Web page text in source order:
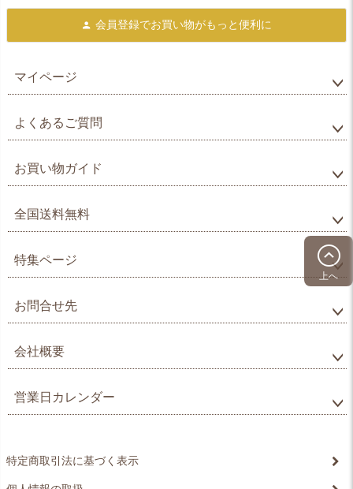
上へ
会員登録でお買い物がもっと便利に
マイページ
よくあるご質問
お買い物ガイド
全国送料無料
特集ページ
お問合せ先
会社概要
営業日カレンダー
特定商取引法に基づく表示